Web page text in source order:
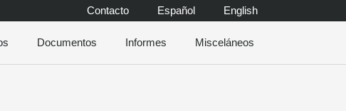
Contacto Español English
Documentos Informes Misceláneos